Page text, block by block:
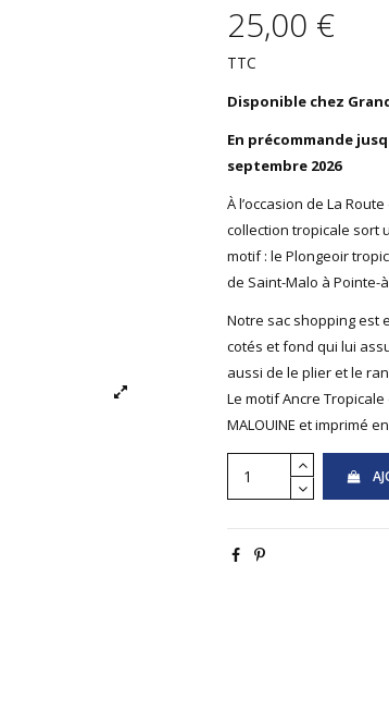
25,00 €
TTC
Disponible chez
En précommande
septembre 2026
À l’occasion de La
collection tropicale sort
motif : le Plongeoir
de Saint-Malo à Pointe-
Notre sac shopping est
cotés et fond qui lui
aussi de le plier et le
Le motif Ancre
MALOUINE et imprimé